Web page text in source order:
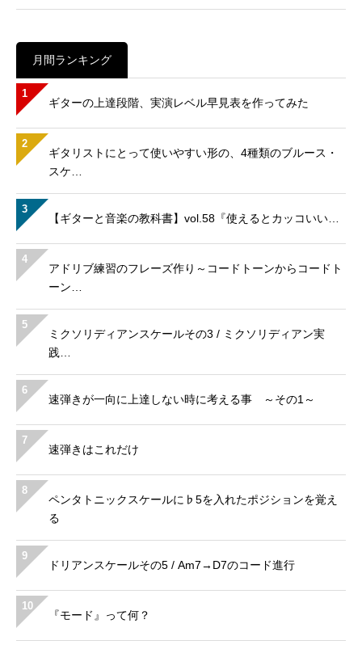
月間ランキング
1
ギターの上達段階、実演レベル早見表を作ってみた
2
ギタリストにとって使いやすい形の、4種類のブルース・
スケ…
3
【ギターと音楽の教科書】vol.58『使えるとカッコいい…
4
アドリブ練習のフレーズ作り～コードトーンからコードト
ーン…
5
ミクソリディアンスケールその3 / ミクソリディアン実
践…
6
速弾きが一向に上達しない時に考える事 ～その1～
7
速弾きはこれだけ
8
ペンタトニックスケールに♭5を入れたポジションを覚え
る
9
ドリアンスケールその5 / Am7→D7のコード進行
10
『モード』って何？